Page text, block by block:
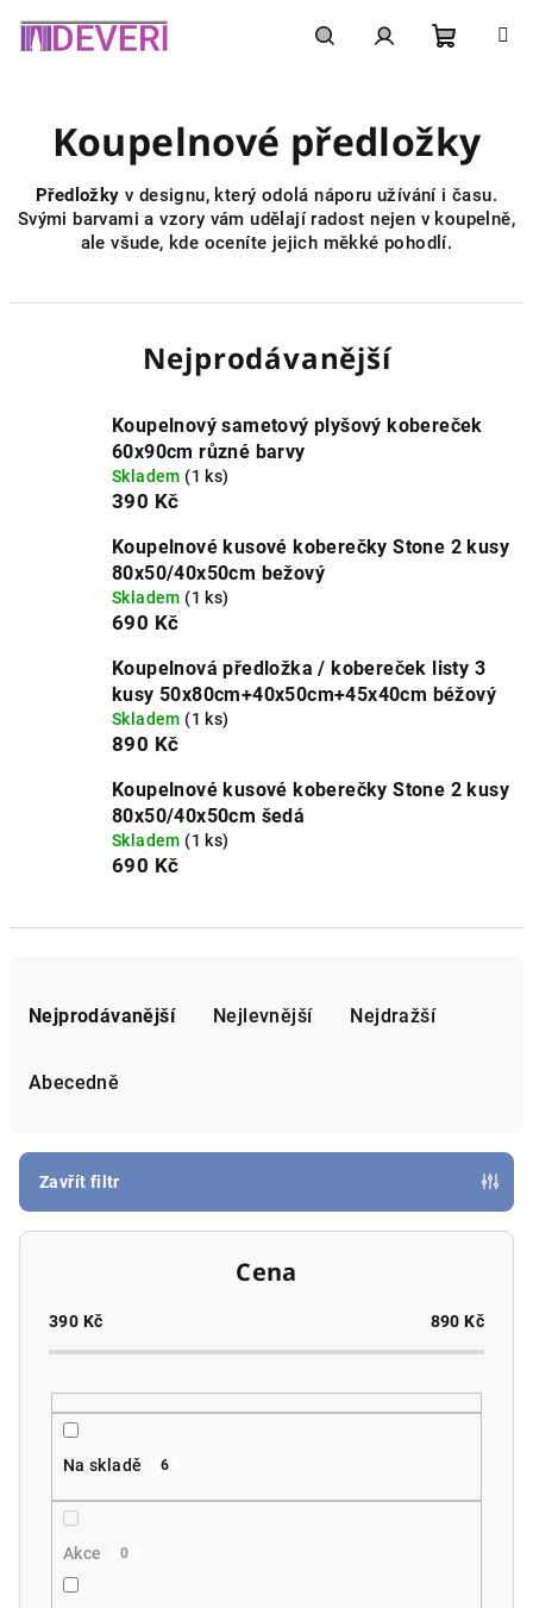
košík
Koupelnové předložky
Předložky v designu, který odolá náporu užívání i času.
Svými barvami a vzory vám udělají radost nejen v koupelně,
ale všude, kde oceníte jejich měkké pohodlí.
Nejprodávanější
Koupelnový sametový plyšový kobereček
60x90cm různé barvy
Skladem (1 ks)
390 Kč
Koupelnové kusové koberečky Stone 2 kusy
80x50/40x50cm bežový
Skladem (1 ks)
690 Kč
Koupelnová předložka / kobereček listy 3
kusy 50x80cm+40x50cm+45x40cm béžový
Skladem (1 ks)
890 Kč
Koupelnové kusové koberečky Stone 2 kusy
80x50/40x50cm šedá
Skladem (1 ks)
690 Kč
r
o
Nejprodávanější Nejlevnější Nejdražší
Abecedně
Zavřít filtr
Cena
390 Kč 890 Kč
Na skladě 6
Akce 0